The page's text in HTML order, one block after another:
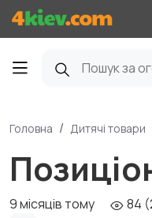
Головна Дитячі товари
9 місяців тому 84